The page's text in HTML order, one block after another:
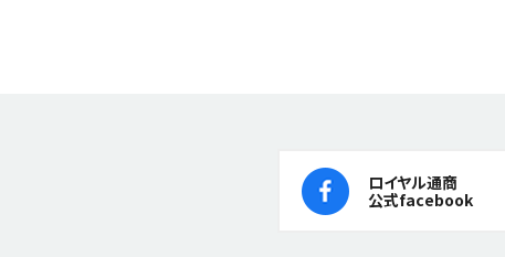
ロイヤル通商
公式facebook